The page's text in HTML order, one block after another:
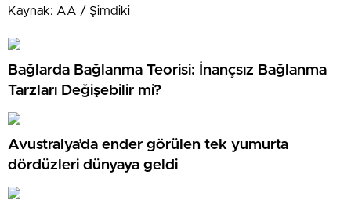
Kaynak: AA / Şimdiki
Bağlarda Bağlanma Teorisi: İnançsız Bağlanma
Tarzları Değişebilir mi?
Avustralya’da ender görülen tek yumurta
dördüzleri dünyaya geldi